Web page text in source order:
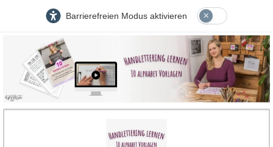
Barrierefreien Modus aktivieren